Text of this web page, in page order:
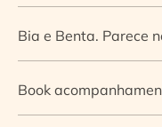
Bia e Benta. Parece
Book